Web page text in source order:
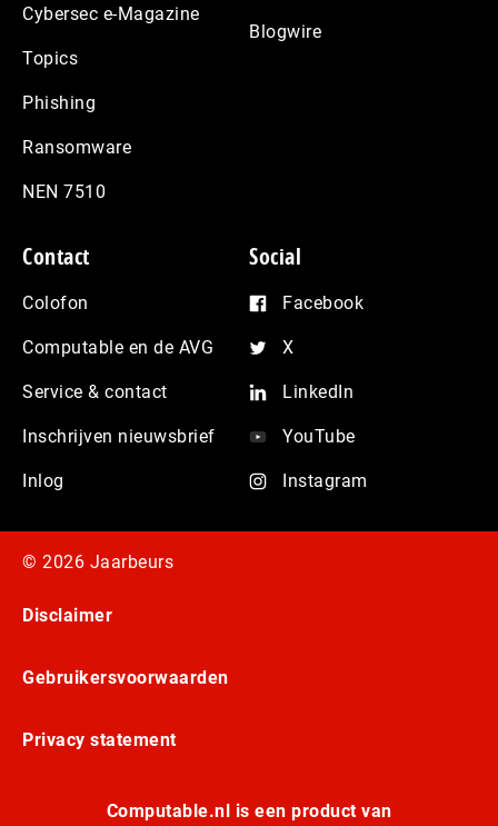
Cybersec e-Magazine
Topics
Phishing
Ransomware
NEN 7510
Blogwire
Contact
Colofon
Computable en de AVG
Service & contact
Inschrijven nieuwsbrief
Inlog
Social
Facebook
X
LinkedIn
YouTube
Instagram
© 2026 Jaarbeurs
Disclaimer
Gebruikersvoorwaarden
Privacy statement
Computable.nl is een product van